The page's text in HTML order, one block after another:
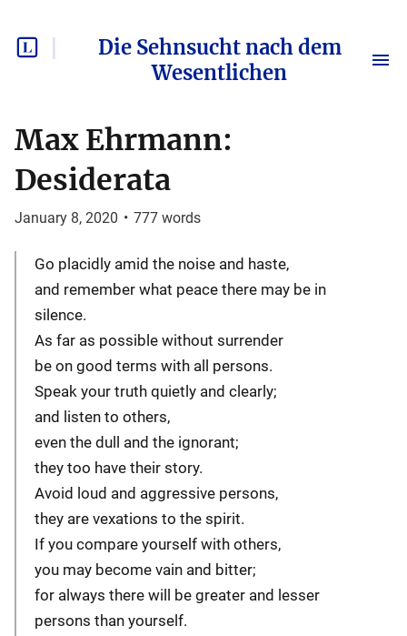
Die Sehnsucht nach dem
Wesentlichen
Max Ehrmann:
Desiderata
January 8, 2020 • 777 words
Go placidly amid the noise and haste,
and remember what peace there may be in
silence.
As far as possible without surrender
be on good terms with all persons.
Speak your truth quietly and clearly;
and listen to others,
even the dull and the ignorant;
they too have their story.
Avoid loud and aggressive persons,
they are vexations to the spirit.
If you compare yourself with others,
you may become vain and bitter;
for always there will be greater and lesser
persons than yourself.